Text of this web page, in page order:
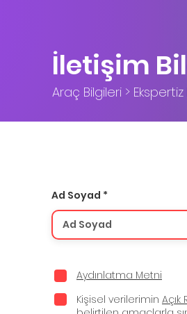
İletişim
Araç Bilgileri > Ekspertiz
Ad Soyad
Aydınlatma Metni
Kişisel verilerimin Açık